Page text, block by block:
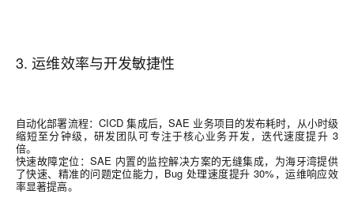
3. 运维效率与开发敏捷性
自动化部署流程： CICD集成后， SAE 业务项目的发布耗时，从小时级
缩短至分钟级，研发团队可专注于核心业务开发，迭代速度提升 3
倍。
快速故障定位 ：SAE 内置的监控解决方案的无缝集成，为海牙湾提供
了快速、精准的问题定位能力 ， Bug 处理速度提升30% ，运维响应效
率显著提高。